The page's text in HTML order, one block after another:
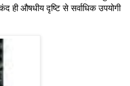
औषधीय दृष्टि से सर्वाधिक उपयोगी